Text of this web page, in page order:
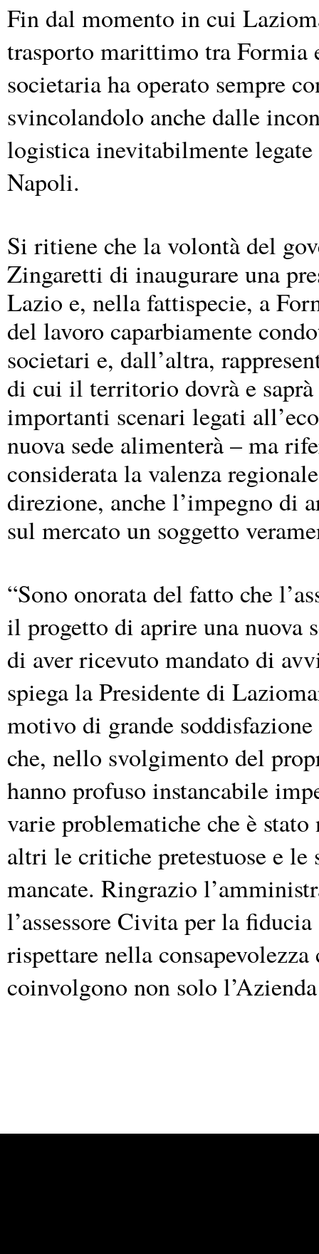
Fin dal momento in cui
trasporto marittimo tra Formia
societaria ha operato sempre
svincolandolo anche dalle
logistica inevitabilmente legate
Napoli.
Si ritiene che la volontà del
Zingaretti di inaugurare una
Lazio e, nella fattispecie, a
del lavoro caparbiamente
societari e, dall’altra,
di cui il territorio dovrà e
importanti scenari legati
nuova sede alimenterà – ma
considerata la valenza
direzione, anche l’impegno di
sul mercato un soggetto
“Sono onorata del fatto che
il progetto di aprire una nuova
di aver ricevuto mandato di
spiega la Presidente di
motivo di grande
che, nello svolgimento del
hanno profuso instancabile
varie problematiche che è
altri le critiche pretestuose e
mancate. Ringrazio
l’assessore Civita per la
rispettare nella
coinvolgono non solo